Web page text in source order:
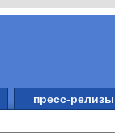
пресс-релизы